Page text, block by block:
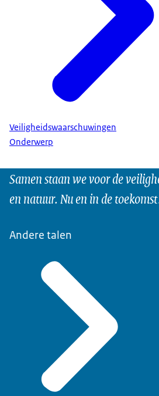
Veiligheidswaarschuwingen
Onderwerp
Samen staan we voor de
en natuur. Nu en in de
Andere talen